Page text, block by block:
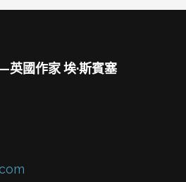
國作家 埃·斯賓塞